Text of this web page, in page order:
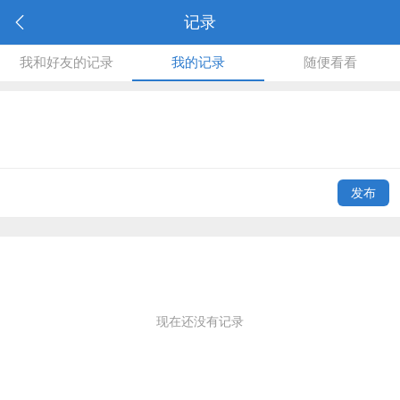
记录
我和好友的记录 我的记录 随便看看
发布
现在还没有记录